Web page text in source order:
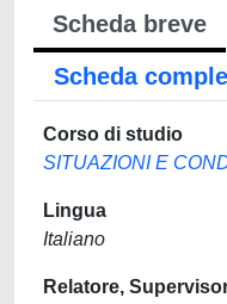
Scheda breve
Scheda
Corso di studio
SITUAZIONI E
Lingua
Italiano
Relatore,